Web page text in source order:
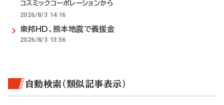
コスミックコーポレーションから
2026/8/3 14:16
東邦HD、熊本地震で義援金
2026/8/3 13:56
自動検索（類似記事表示）